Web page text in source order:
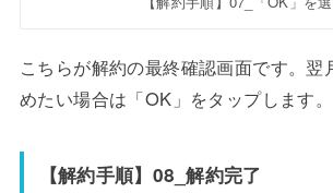
こちらが解約の最終確認画面です。翌
めたい場合は「OK」をタップします。
【解約手順】08_解約完了